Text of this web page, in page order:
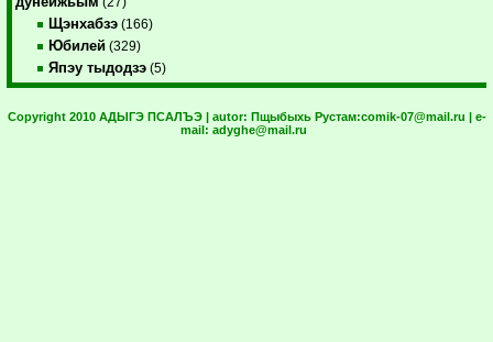
Щэнхабзэ (166)
Юбилей (329)
Япэу тыдодзэ (5)
Copyright 2010 АДЫГЭ ПСАЛЪЭ | autor: Пщыбыхь Рустам:comik-07@mail.ru | e-
mail: adyghe@mail.ru